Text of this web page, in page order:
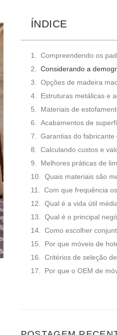
ÍNDICE
Compreendendo os
Considerando a
Opções de madeira
Estruturas metálicas e
Materiais de
Acabamentos de
Garantias do
Calculando custos e
Melhores práticas de
Quais materiais são
Com que frequência
Qual é a vida útil
Qual é o principal
Como escolher
Por que móveis de
Critérios de seleção
Por que o OEM de